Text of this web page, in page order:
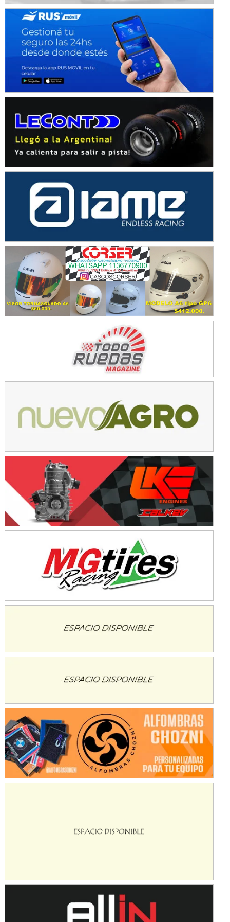
KDO - F6
Ciudad de Trenque Lauquen (Asfalto)
Trenque Lauquen (Buenos Aires)
ENTRERRIANO - F6 (POSTERGADA)
Parque de la Velocidad (Asfalto)
Villaguay (Entre Ríos)
VICTORIENSE - F7
Victoria (Entre Ríos)
PATAGONICO - F6
Moto Club Reginense (Tierra)
Gral. E. Godoy (Río Negro)
Juventud Unida (Tierra)
Humboldt (Santa Fe)
NORESTE SANTAFESINO - F6
Ciudad de Avellaneda (Asfalto)
SUR SANTAFESINO - F4
José Samuel Sánchez (Tierra)
Rufino (Santa Fe)
TUCUMANO - F5
Juan Navarro (Asfalto)
El Timbó (Tucumán)